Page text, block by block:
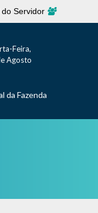
do Servidor
Feira,
Agosto
da Fazenda